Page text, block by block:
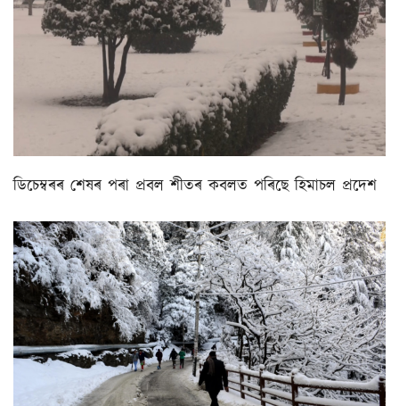
ডিচেম্বৰৰ শেষৰ পৰা প্ৰবল শীতৰ কবলত পৰিছে হিমাচল প্ৰদেশ